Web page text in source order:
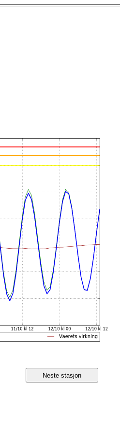
Neste stasjon